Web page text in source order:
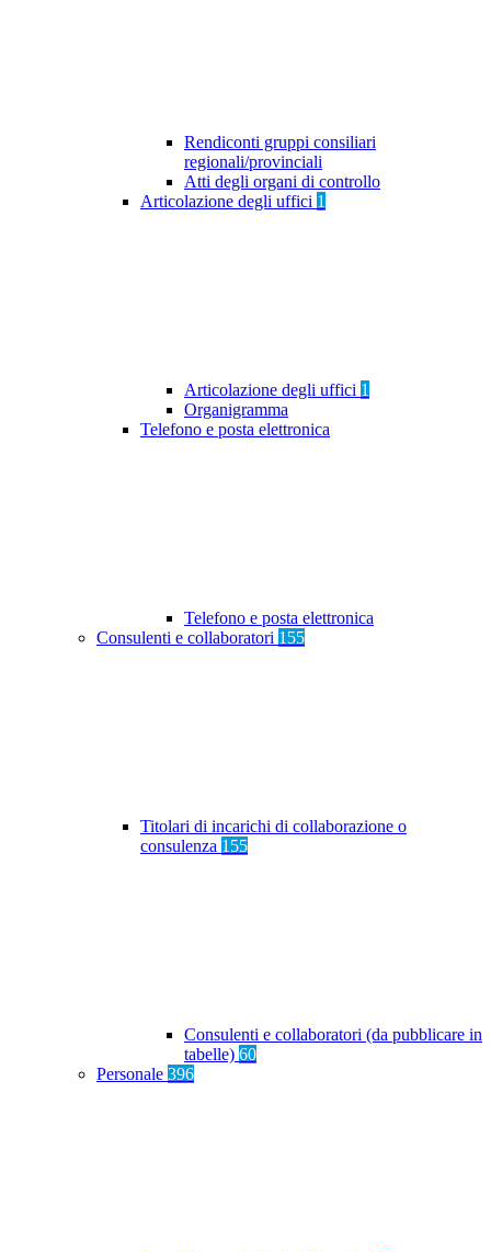
Rendiconti gruppi consiliari
regionali/provinciali
Atti degli organi di controllo
Articolazione degli uffici 1
Articolazione degli uffici 1
Organigramma
Telefono e posta elettronica
Telefono e posta elettronica
Consulenti e collaboratori 155
Titolari di incarichi di collaborazione o
consulenza 155
Consulenti e collaboratori (da pubblicare in
tabelle) 60
Personale 396